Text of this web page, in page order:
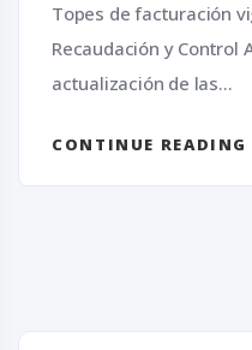
Topes de facturación
Recaudación y Control
actualización de las...
CONTINUE READING